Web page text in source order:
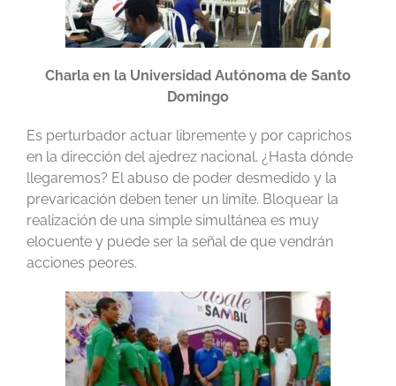
Charla en la Universidad Autónoma de Santo
Domingo
Es perturbador actuar libremente y por caprichos
en la dirección del ajedrez nacional. ¿Hasta dónde
llegaremos? El abuso de poder desmedido y la
prevaricación deben tener un límite. Bloquear la
realización de una simple simultánea es muy
elocuente y puede ser la señal de que vendrán
acciones peores.